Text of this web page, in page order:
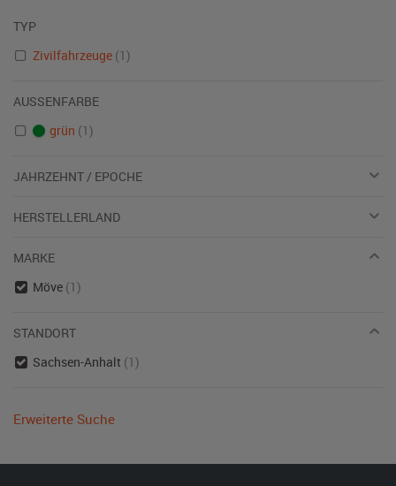
TYP
Zivilfahrzeuge (1)
AUSSENFARBE
grün (1)
JAHRZEHNT / EPOCHE
HERSTELLERLAND
MARKE
Möve (1)
STANDORT
Sachsen-Anhalt (1)
Erweiterte Suche